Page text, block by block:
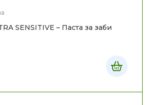
SENSITIVE – Паста за заби